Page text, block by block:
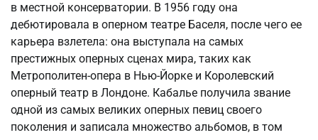
в местной консерватории. В 1956 году она
дебютировала в оперном театре Баселя, после чего ее
карьера взлетела: она выступала на самых
престижных оперных сценах мира, таких как
Метрополитен-опера в Нью-Йорке и Королевский
оперный театр в Лондоне. Кабалье получила звание
одной из самых великих оперных певиц своего
поколения и записала множество альбомов, в том